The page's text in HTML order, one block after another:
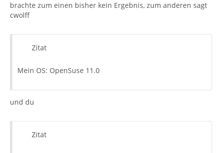
brachte zum einen bisher kein Ergebnis, zum anderen sagt
cwolff
Zitat
Mein OS: OpenSuse 11.0
und du
Zitat